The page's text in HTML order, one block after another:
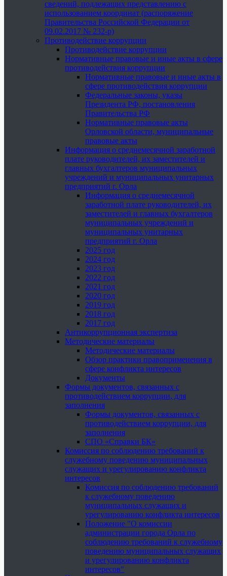
сведений, подлежащих представлению с
использованием координат (распоряжение
Правительства Российской Федерации от
09.02.2017 № 232-р)
Противодействие коррупции
Противодействие коррупции
Нормативные правовые и иные акты в сфере
противодействия коррупции
Нормативные правовые и иные акты в
сфере противодействия коррупции
Федеральные законы, указы
Президента РФ, постановления
Правительства РФ
Нормативные правовые акты
Орловской области, муниципальные
правовые акты
Информация о среднемесячной заработной
плате руководителей, их заместителей и
главных бухгалтеров муниципальных
учреждений и муниципальных унитарных
предприятий г. Орла
Информация о среднемесячной
заработной плате руководителей, их
заместителей и главных бухгалтеров
муниципальных учреждений и
муниципальных унитарных
предприятий г. Орла
2025 год
2024 год
2023 год
2022 год
2021 год
2020 год
2019 год
2018 год
2017 год
Антикоррупционная экспертиза
Методические материалы
Методические материалы
Обзор практики правоприменения в
сфере конфликта интересов
Документы
Формы документов, связанных с
противодействием коррупции, для
заполнения
Формы документов, связанных с
противодействием коррупции, для
заполнения
СПО «Справки БК»
Комиссия по соблюдению требований к
служебному поведению муниципальных
служащих и урегулированию конфликта
интересов
Комиссия по соблюдению требований
к служебному поведению
муниципальных служащих и
урегулированию конфликта интересов
Положение "О комиссии
администрации города Орла по
соблюдению требований к служебному
поведению муниципальных служащих
и урегулированию конфликта
интересов"